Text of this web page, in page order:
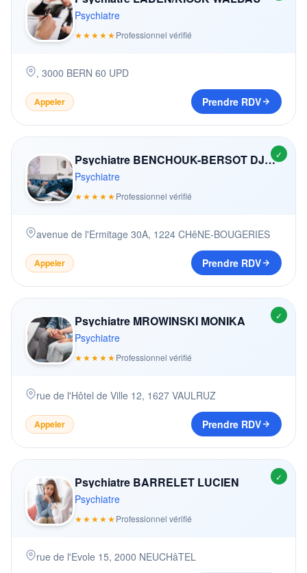
Psychiatre
★★★★★Professionnel vérifié
, 3000 BERN 60 UPD
Appeler Prendre RDV
✓
Psychiatre BENCHOUK-BERSOT DJEMAL-KARIN
Psychiatre
★★★★★Professionnel vérifié
avenue de l'Ermitage 30A, 1224 CHêNE-BOUGERIES
Appeler Prendre RDV
✓
Psychiatre MROWINSKI MONIKA
Psychiatre
★★★★★Professionnel vérifié
rue de l'Hôtel de Ville 12, 1627 VAULRUZ
Appeler Prendre RDV
✓
Psychiatre BARRELET LUCIEN
Psychiatre
★★★★★Professionnel vérifié
rue de l'Evole 15, 2000 NEUCHâTEL